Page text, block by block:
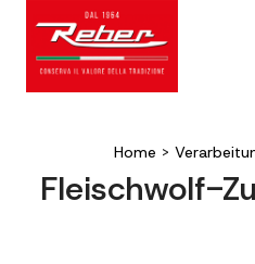
Home >
Fleischwolf-